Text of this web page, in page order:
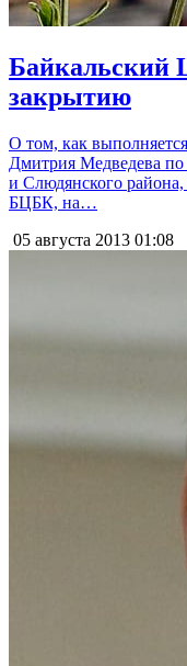
Байкальский
закрытию
О том, как
Дмитрия Медведева по
и Слюдянского
БЦБК, на…
05 августа 2013 01:08